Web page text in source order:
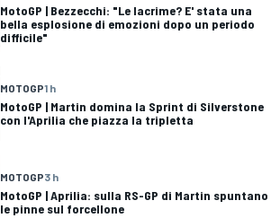
MotoGP | Bezzecchi: "Le lacrime? E' stata una
bella esplosione di emozioni dopo un periodo
difficile"
MOTOGP1 h
MotoGP | Martin domina la Sprint di Silverstone
con l'Aprilia che piazza la tripletta
MOTOGP3 h
MotoGP | Aprilia: sulla RS-GP di Martin spuntano
le pinne sul forcellone